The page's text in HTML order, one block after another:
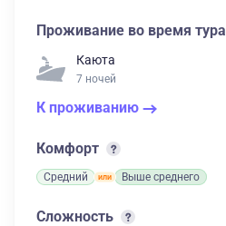
Проживание во время тура
Каюта
7 ночей
К проживанию
Комфорт
Средний Выше среднего
Сложность